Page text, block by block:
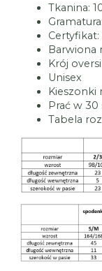
Tkanina:
Barwiona
Krój
Unisex
Kieszonki
Prać w
Tabela